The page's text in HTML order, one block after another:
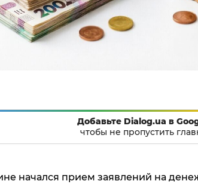
Добавьте Dialog.ua в
чтобы не пропустить
начался прием заявлений на